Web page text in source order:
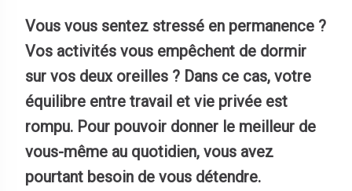
Vous vous sentez stressé en permanence ?
Vos activités vous empêchent de dormir
sur vos deux oreilles ? Dans ce cas, votre
équilibre entre travail et vie privée est
rompu. Pour pouvoir donner le meilleur de
vous-même au quotidien, vous avez
pourtant besoin de vous détendre.